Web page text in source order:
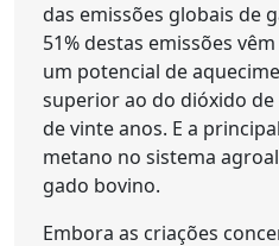
das emissões globais de
51% destas emissões
um potencial de
superior ao do dióxido
de vinte anos. E a
metano no sistema
gado bovino.
Embora as criações